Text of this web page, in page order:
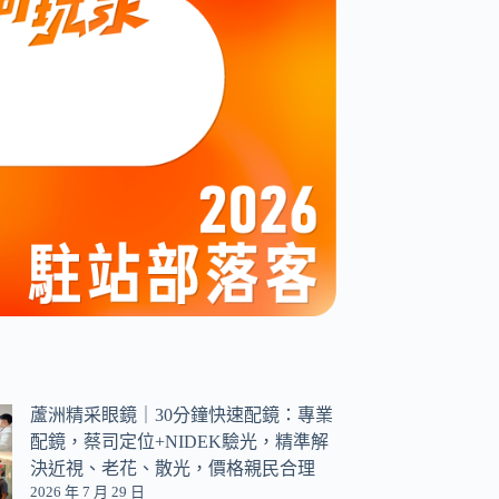
蘆洲精采眼鏡｜30分鐘快速配鏡：專業
配鏡，蔡司定位+NIDEK驗光，精準解
決近視、老花、散光，價格親民合理
2026 年 7 月 29 日